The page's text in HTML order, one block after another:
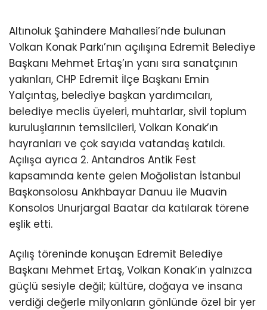
Altınoluk Şahindere Mahallesi’nde bulunan
Volkan Konak Parkı’nın açılışına Edremit Belediye
Başkanı Mehmet Ertaş’ın yanı sıra sanatçının
yakınları, CHP Edremit İlçe Başkanı Emin
Yalçıntaş, belediye başkan yardımcıları,
belediye meclis üyeleri, muhtarlar, sivil toplum
kuruluşlarının temsilcileri, Volkan Konak’ın
hayranları ve çok sayıda vatandaş katıldı.
Açılışa ayrıca 2. Antandros Antik Fest
kapsamında kente gelen Moğolistan İstanbul
Başkonsolosu Ankhbayar Danuu ile Muavin
Konsolos Unurjargal Baatar da katılarak törene
eşlik etti.
Açılış töreninde konuşan Edremit Belediye
Başkanı Mehmet Ertaş, Volkan Konak’ın yalnızca
güçlü sesiyle değil; kültüre, doğaya ve insana
verdiği değerle milyonların gönlünde özel bir yer